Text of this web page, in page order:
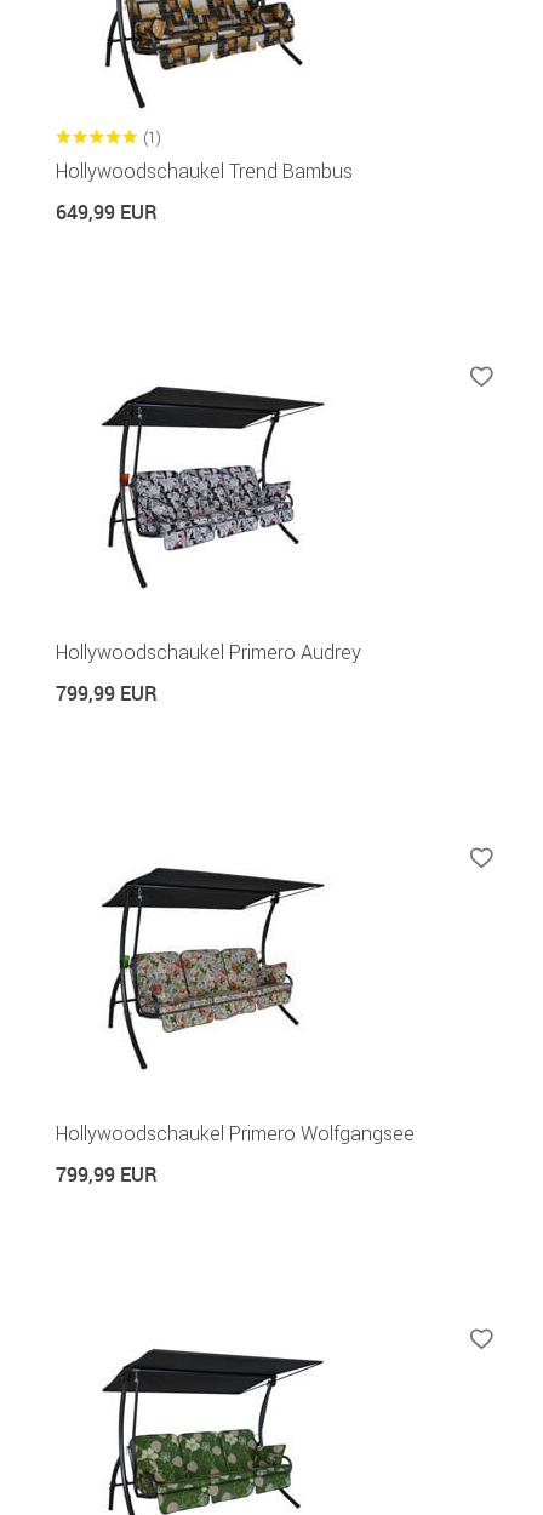
(1)
Hollywoodschaukel Trend Bambus
649,99 EUR
Hollywoodschaukel Primero Audrey
799,99 EUR
Hollywoodschaukel Primero Wolfgangsee
799,99 EUR